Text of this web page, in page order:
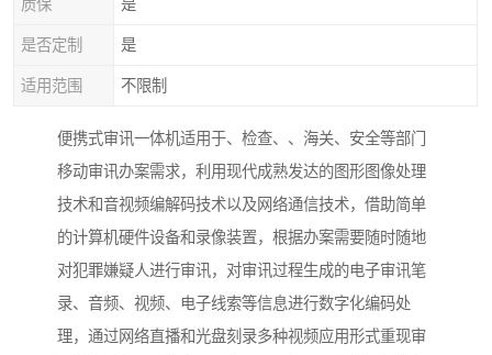
质保 是
是否定制 是
适用范围 不限制
便携式审讯一体机适用于、检查、、海关、安全等部门
移动审讯办案需求，利用现代成熟发达的图形图像处理
技术和音视频编解码技术以及网络通信技术，借助简单
的计算机硬件设备和录像装置，根据办案需要随时随地
对犯罪嫌疑人进行审讯，对审讯过程生成的电子审讯笔
录、音频、视频、电子线索等信息进行数字化编码处
理，通过网络直播和光盘刻录多种视频应用形式重现审